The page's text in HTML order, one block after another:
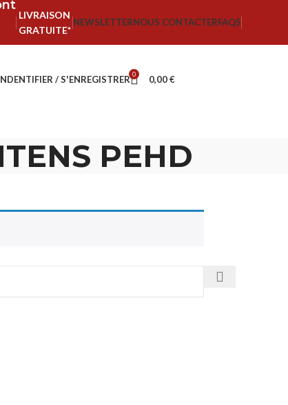
LIVRAISON
GRATUITE*
NEWSLETTERNOUS CONTACTERFAQS
/ S'ENREGISTRER 0 0,00€
PEHD